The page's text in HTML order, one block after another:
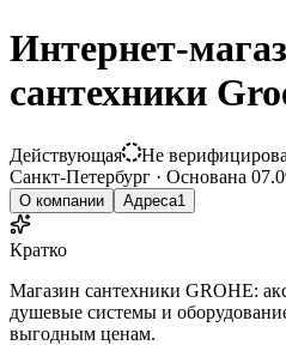
Интернет-
сантехники
Действующая
Не
Санкт-Петербург · Основана
О компании Адреса1
Кратко
Магазин сантехники GROHE:
душевые системы и
выгодным ценам.